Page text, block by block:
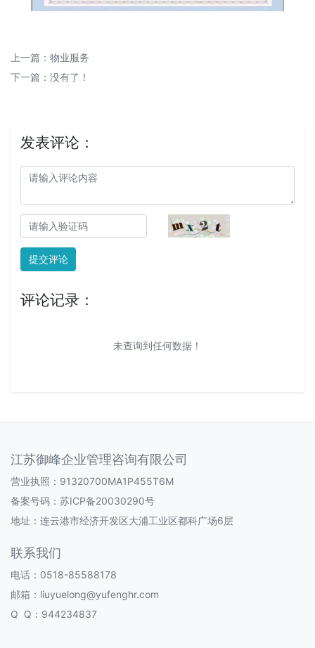
上一篇： 物业服务
下一篇：没有了！
发表评论：
提交评论
评论记录：
未查询到任何数据！
江苏御峰企业管理咨询有限公司
营业执照：91320700MA1P455T6M
备案号码： 苏ICP备20030290号
地址：连云港市经济开发区大浦工业区都科广场6层
联系我们
电话：0518-85588178
邮箱：liuyuelong@yufenghr.com
Q Q：944234837